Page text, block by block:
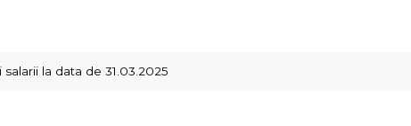
salarii la data de 31.03.2025